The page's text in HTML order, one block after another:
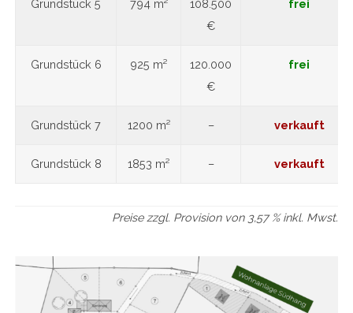
Grundstück 5 794 m²
108.500
€
frei
Grundstück 6 925 m²
120.000
€
frei
Grundstück 7 1200 m² – verkauft
Grundstück 8 1853 m² – verkauft
Preise zzgl. Provision von 3,57 % inkl. Mwst.